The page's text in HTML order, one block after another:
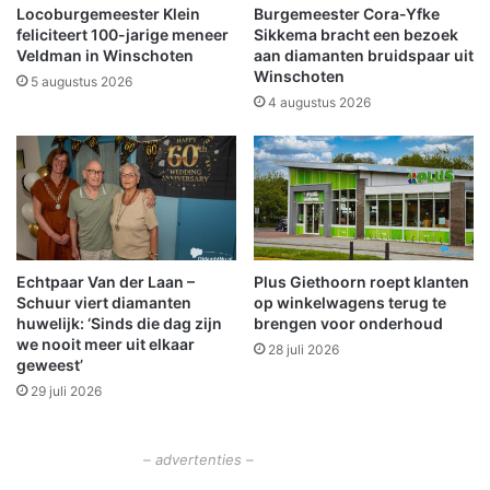
e
r
g
a
l
a
m
s
t
e
r
w
n
n
o
o
p
v
a
n
v
l
u
c
h
t
e
Locoburgemeester Klein
feliciteert 100-jarige meneer
Veldman in Winschoten
5 augustus 2026
Burgemeester Cora-Yfke
Sikkema bracht een bezoek
aan diamanten bruidspaar uit
Winschoten
4 augustus 2026
Echtpaar Van der Laan –
Schuur viert diamanten
huwelijk: ‘Sinds die dag zijn
we nooit meer uit elkaar
geweest’
29 juli 2026
Plus Giethoorn roept klanten
op winkelwagens terug te
brengen voor onderhoud
28 juli 2026
– advertenties –